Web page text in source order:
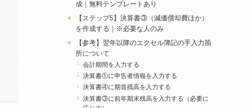
成｜無料テンプレートあり
【ステップ5】決算書③（減価償却費ほか）
を作成する｜※必要な人のみ
【参考】翌年以降のエクセル簿記の手入力箇
所について
会計期間を入力する
決算書①に申告者情報を入力する
決算書④に期首残高を入力する
決算書③に前年期末残高を入力する（必要に